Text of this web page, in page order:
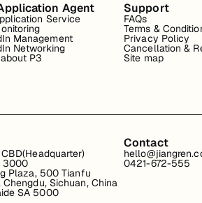
Agent
Service
Management
Networking
P3
Support
FAQs
Terms &
Privacy Policy
Cancellation &
Site map
3000
Plaza, 500 Tianfu
Sichuan, China
SA 5000
Contact
0421-672-555